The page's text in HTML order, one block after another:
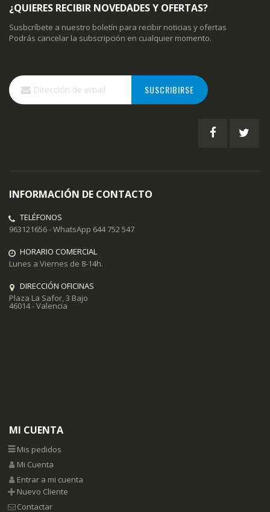
¿QUIERES RECIBIR NOVEDADES Y OFERTAS?
Susbcríbete a nuestro boletín para recibir noticias y ofertas
Podrás cancelar la subscripción en cualquier momento.
Inscríbase
a
nuestro
SUSCRIBIRSE
INFORMACIÓN DE CONTACTO
TELÉFONOS
963121656 - WhatsApp 644 752 547
HORARIO COMERCIAL
Lunes a Viernes de 8-14h.
DIRECCIÓN OFICINAS
Plaza La Safor, 3 Bajo
46014 - Valencia
MI CUENTA
Mis pedidos
Mi Cuenta
Entrar a mi cuenta
Nuevo Cliente
Contactar